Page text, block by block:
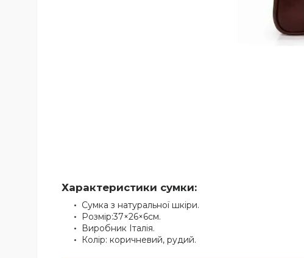
Характеристики сумки:
Сумка з натуральної шкіри.
Розмір:37×26×6см.
Виробник Італія.
Колір: коричневий, рудий.